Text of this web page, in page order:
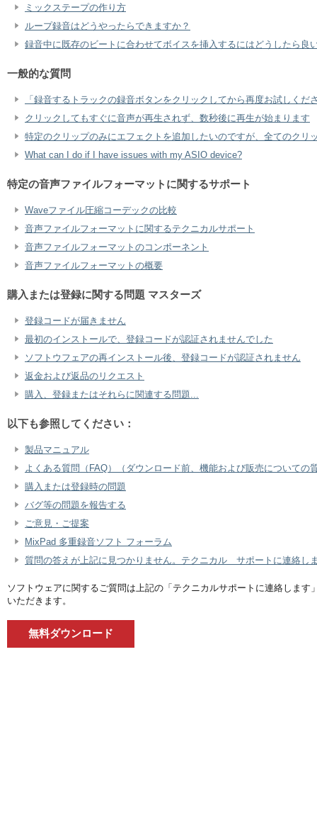
ミックステープの作り方
ループ録音はどうやったらできますか？
録音中に既存のビートに合わせてボイスを挿入するにはどうしたら良
一般的な質問
「録音するトラックの録音ボタンをクリックしてから再度お試しく
クリックしてもすぐに音声が再生されず、数秒後に再生が始まります
特定のクリップのみにエフェクトを追加したいのですが、全てのクリ
What can I do if I have issues with my ASIO device?
特定の音声ファイルフォーマットに関するサポート
Waveファイル圧縮コーデックの比較
音声ファイルフォーマットに関するテクニカルサポート
音声ファイルフォーマットのコンポーネント
音声ファイルフォーマットの概要
購入または登録に関する問題 マスターズ
登録コードが届きません
最初のインストールで、登録コードが認証されませんでした
ソフトウフェアの再インストール後、登録コードが認証されません
返金および返品のリクエスト
購入、登録またはそれらに関連する問題...
以下も参照してください：
製品マニュアル
よくある質問（FAQ）（ダウンロード前、機能および販売についての
購入または登録時の問題
バグ等の問題を報告する
ご意見・ご提案
MixPad 多重録音ソフト フォーラム
質問の答えが上記に見つかりません。テクニカル サポートに連絡し
ソフトウェアに関するご質問は上記の「テクニカルサポートに連絡しま
いただきます。
無料ダウンロード